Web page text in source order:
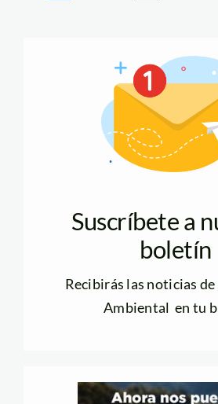
Suscríbete a
boletín
Recibirás las noticias
Ambiental en tu